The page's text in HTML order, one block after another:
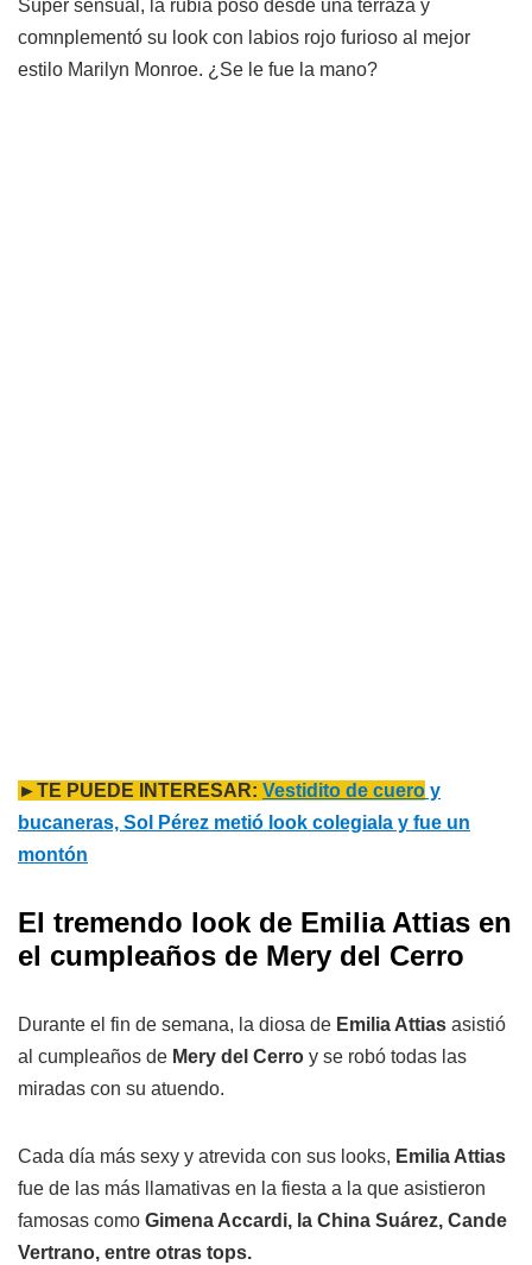
Súper sensual, la rubia posó desde una terraza y
comnplementó su look con labios rojo furioso al mejor
estilo Marilyn Monroe. ¿Se le fue la mano?
►TE PUEDE INTERESAR: Vestidito de cuero y
bucaneras, Sol Pérez metió look colegiala y fue un
montón
El tremendo look de Emilia Attias en
el cumpleaños de Mery del Cerro
Durante el fin de semana, la diosa de Emilia Attias asistió
al cumpleaños de Mery del Cerro y se robó todas las
miradas con su atuendo.
Cada día más sexy y atrevida con sus looks, Emilia Attias
fue de las más llamativas en la fiesta a la que asistieron
famosas como Gimena Accardi, la China Suárez, Cande
Vertrano, entre otras tops.